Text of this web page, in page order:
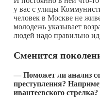
у вас с улицы
человек в Москве не
молодежь указывает
людей надо правильно
Сменится
— Поможет ли анализ
преступления?
ивантеевского стрелка?